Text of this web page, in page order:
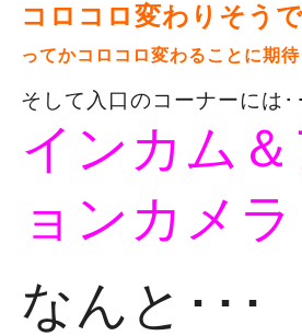
コロコロ変わりそう
ってかコロコロ変わることに期待
そして入口のコーナーには･
インカム
ョンカメラ
なんと･･･